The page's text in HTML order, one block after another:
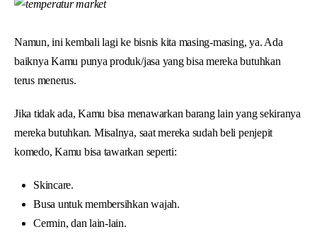
Namun, ini kembali lagi ke bisnis kita masing-masing, ya. Ada
baiknya Kamu punya produk/jasa yang bisa mereka butuhkan
terus menerus.
Jika tidak ada, Kamu bisa menawarkan barang lain yang sekiranya
mereka butuhkan. Misalnya, saat mereka sudah beli penjepit
komedo, Kamu bisa tawarkan seperti:
Skincare.
Busa untuk membersihkan wajah.
Cermin, dan lain-lain.